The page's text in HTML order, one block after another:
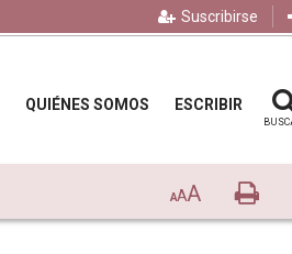
Suscribirse
QUIÉNES SOMOS ESCRIBIR
AAA